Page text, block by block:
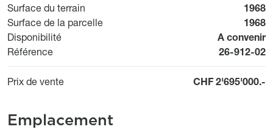
Surface du terrain
1968
Surface de la parcelle
1968
Disponibilité
A convenir
Référence
Référence
26-912-02
Prix de vente CHF 2'695'000.-
Emplacement